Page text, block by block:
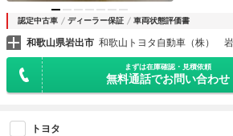
認定中古車 ディーラー保証 車両状態評価書
和歌山県岩出市 和歌山トヨタ自動車（株）
まずは在庫確認・見積依頼
無料通話でお問い合わせ
トヨタ